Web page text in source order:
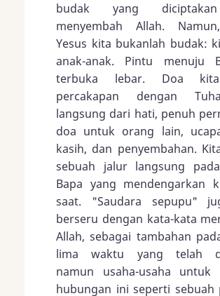
budak yang
menyembah Allah.
Yesus kita bukanlah budak:
anak-anak. Pintu menuju
terbuka lebar. Doa
percakapan dengan
langsung dari hati, penuh
doa untuk orang lain,
kasih, dan penyembahan.
sebuah jalur langsung
Bapa yang mendengarkan
saat. "Saudara sepupu"
berseru dengan kata-kata
Allah, sebagai tambahan
lima waktu yang telah
namun usaha-usaha untuk
hubungan ini seperti sebuah